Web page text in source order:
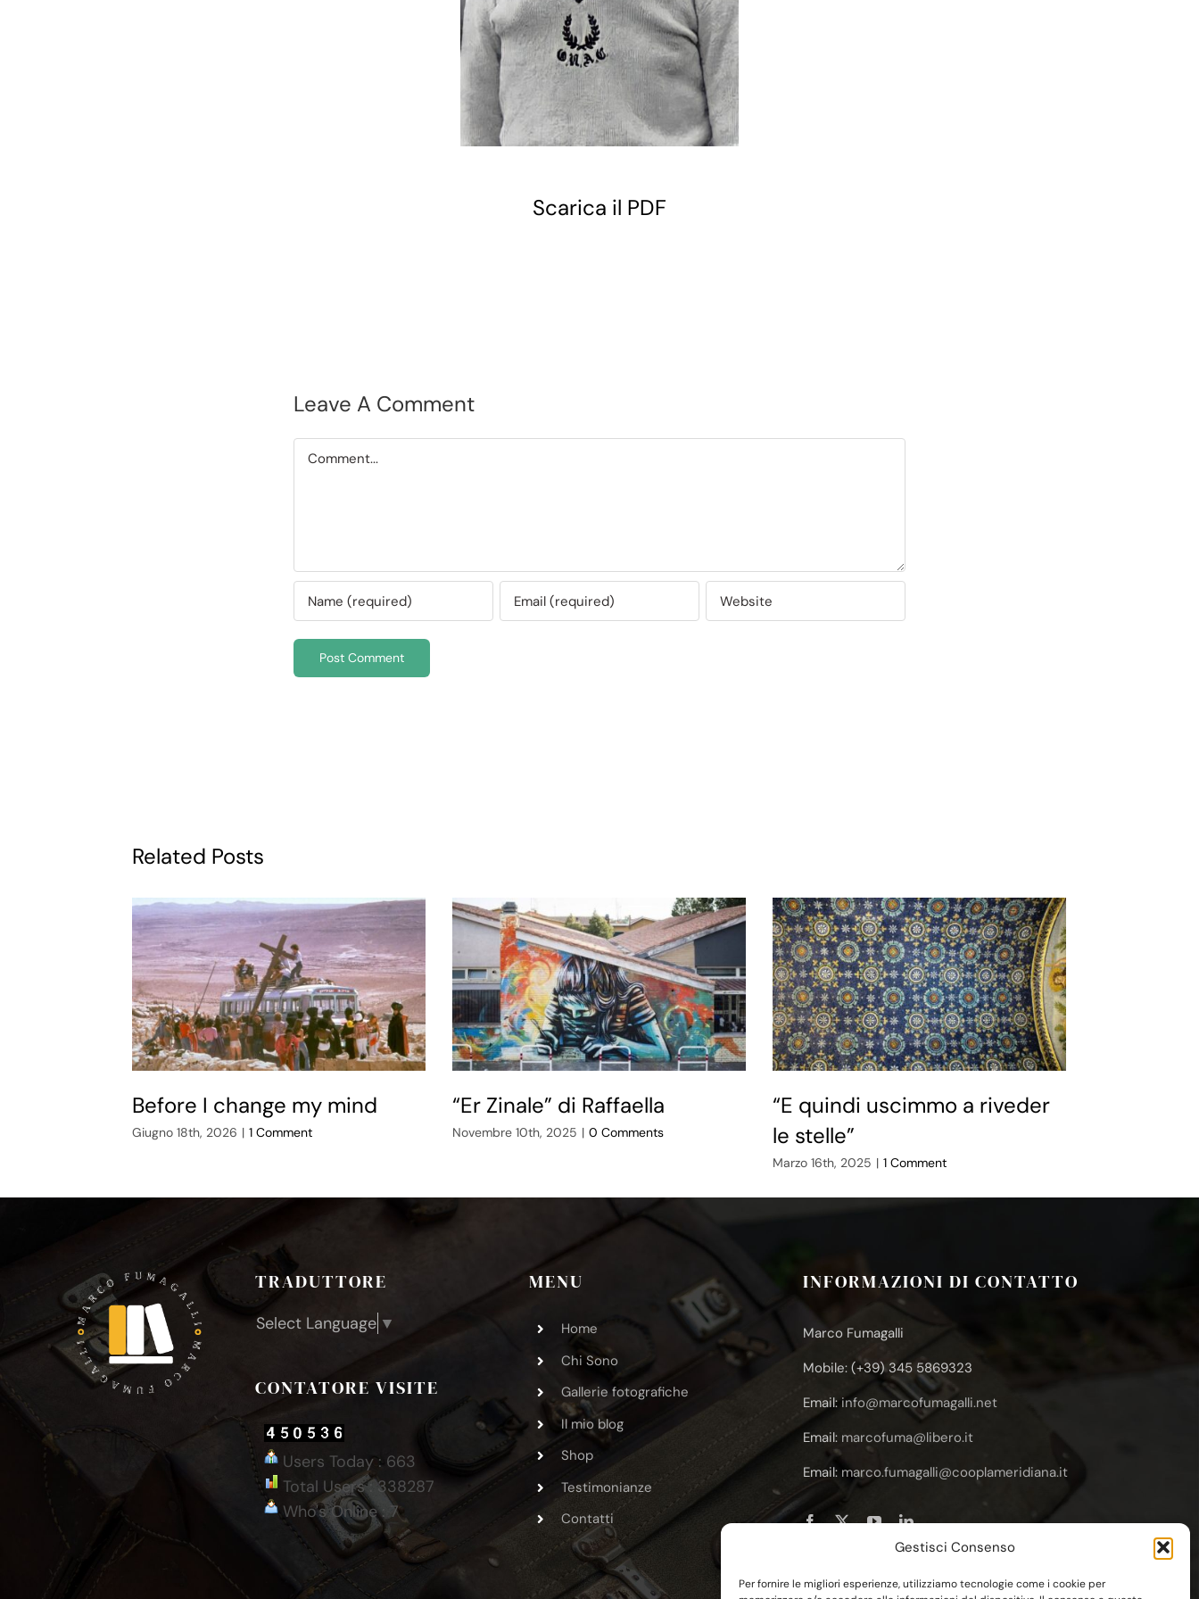
Gestisci Consenso
Per fornire le migliori esperienze, utilizziamo tecnologie come i cookie per
Scarica il PDF
Leave A Comment
Comment
Related Posts
Before I change my mind
Giugno 18th, 2026 | 1 Comment
“Er Zinale” di Raffaella
Novembre 10th, 2025 | 0 Comments
“E quindi uscimmo a riveder
le stelle”
Marzo 16th, 2025 | 1 Comment
TRADUTTORE
Select Language ▼
CONTATORE VISITE
Users Today : 663
Total Users : 338287
Who's Online : 7
MENU
Home
Chi Sono
Gallerie fotografiche
Il mio blog
Shop
Testimonianze
Contatti
INFORMAZIONI DI CONTATTO
Marco Fumagalli
Mobile: (+39) 345 5869323
Email: info@marcofumagalli.net
Email: marcofuma@libero.it
Email: marco.fumagalli@cooplameridiana.it